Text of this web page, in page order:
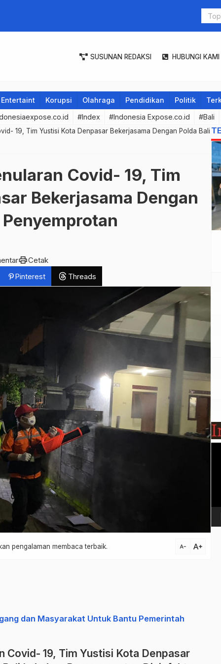
Persen.
SUSUNAN REDAKSI HUBUNGI KAMI
Entertaint Korupsi Olahraga Pendidikan Politik
#Index #Indonesia Expose.co.id #Bali
19, Tim Yustisi Kota Denpasar Bekerjasama Dengan Polda Bali
Covid- 19, Tim
Bekerjasama Dengan
printCetak
Pinterest Threads
pengalaman membaca terbaik. text_decrease text_increase
dan Masyarakat Untuk Bantu Pemerintah
Covid- 19, Tim Yustisi Kota Denpasar